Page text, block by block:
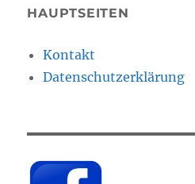
HAUPTSEITEN
Kontakt
Datenschutzerklärung